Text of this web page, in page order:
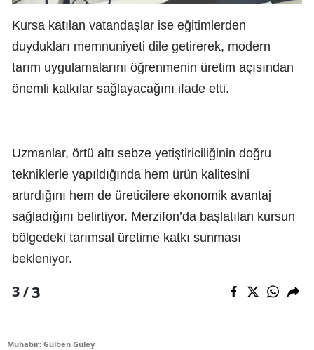
Kursa katılan vatandaşlar ise eğitimlerden
duydukları memnuniyeti dile getirerek, modern
tarım uygulamalarını öğrenmenin üretim açısından
önemli katkılar sağlayacağını ifade etti.
Uzmanlar, örtü altı sebze yetiştiriciliğinin doğru
tekniklerle yapıldığında hem ürün kalitesini
artırdığını hem de üreticilere ekonomik avantaj
sağladığını belirtiyor. Merzifon’da başlatılan kursun
bölgedeki tarımsal üretime katkı sunması
bekleniyor.
3 /3
Muhabir: Gülben Güley